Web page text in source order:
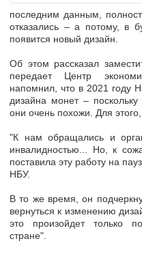
последним данным,
отказались – а потому, в
появится новый дизайн.
Об этом рассказал
передает Центр
напомнил, что в 2021 году
дизайна монет –
они очень похожи. Для
"К нам обращались и
инвалидностью... Но, к
поставила эту работу на
НБУ.
В то же время, он
вернуться к изменению
это произойдет только
стране".